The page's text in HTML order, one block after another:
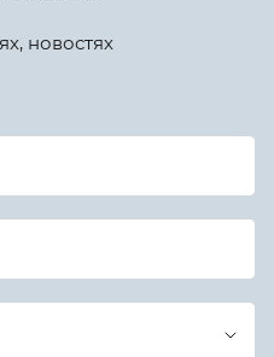
новостях